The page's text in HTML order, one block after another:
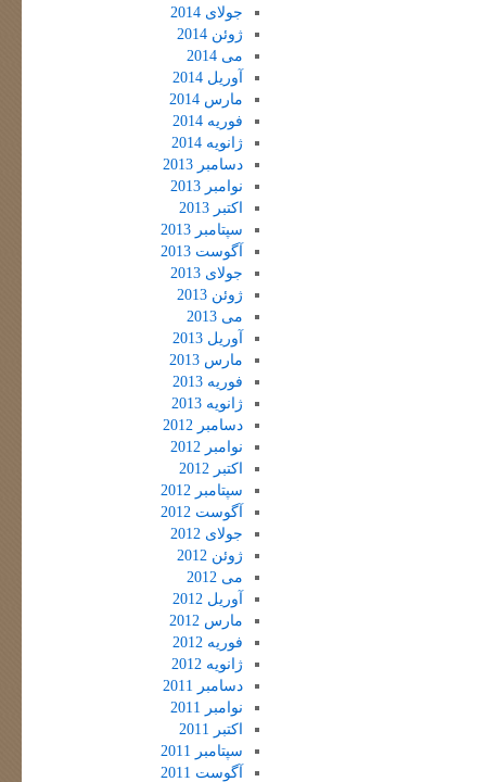
جولای 2014
ژوئن 2014
می 2014
آوریل 2014
مارس 2014
فوریه 2014
ژانویه 2014
دسامبر 2013
نوامبر 2013
اکتبر 2013
سپتامبر 2013
آگوست 2013
جولای 2013
ژوئن 2013
می 2013
آوریل 2013
مارس 2013
فوریه 2013
ژانویه 2013
دسامبر 2012
نوامبر 2012
اکتبر 2012
سپتامبر 2012
آگوست 2012
جولای 2012
ژوئن 2012
می 2012
آوریل 2012
مارس 2012
فوریه 2012
ژانویه 2012
دسامبر 2011
نوامبر 2011
اکتبر 2011
سپتامبر 2011
آگوست 2011